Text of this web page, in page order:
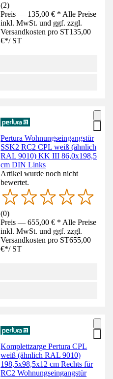
(2)
Preis — 135,00 € * Alle Preise
inkl. MwSt. und ggf. zzgl.
Versandkosten pro ST135,00
€*/ ST
Pertura Wohnungseingangstür
SSK2 RC2 CPL weiß (ähnlich
RAL 9010) KK III 86,0x198,5
cm DIN Links
Artikel wurde noch nicht
bewertet.
(0)
Preis — 655,00 € * Alle Preise
inkl. MwSt. und ggf. zzgl.
Versandkosten pro ST655,00
€*/ ST
Komplettzarge Pertura CPL
weiß (ähnlich RAL 9010)
198,5x98,5x12 cm Rechts für
RC2 Wohnungseingangstür